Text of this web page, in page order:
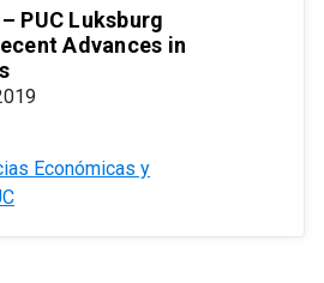
PUC Luksburg
Advances in
Económicas y